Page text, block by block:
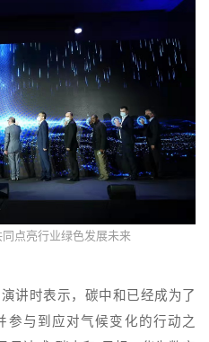
点亮行业绿色发展未来
讲时表示，碳中和已经成为了
参与到应对气候变化的行动之